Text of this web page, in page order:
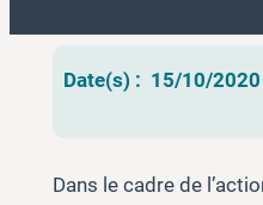
Date(s) : 15/10/2020
Dans le cadre de